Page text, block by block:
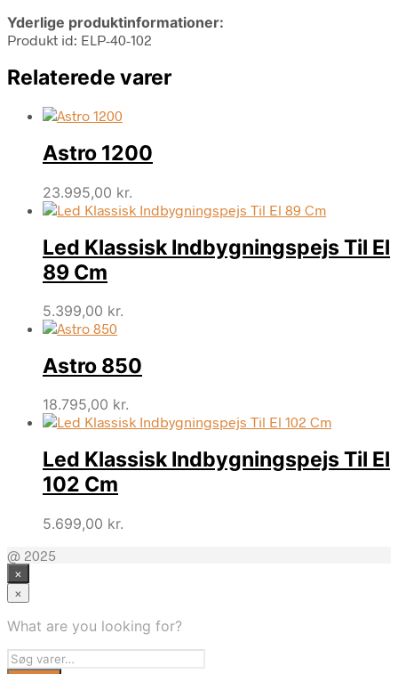
Yderlige produktinformationer:
Produkt id: ELP-40-102
Relaterede varer
Astro 1200
23.995,00 kr.
Led Klassisk Indbygningspejs Til El
89 Cm
5.399,00 kr.
Astro 850
18.795,00 kr.
Led Klassisk Indbygningspejs Til El
102 Cm
5.699,00 kr.
@ 2025
×
×
What are you looking for?